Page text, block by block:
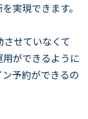
実現できます。
せていなくて
ができるように
予約ができるの